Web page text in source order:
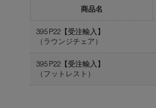
商品名
395 P22【受注輸入】
（ラウンジチェア）
395 P22【受注輸入】
（フットレスト）